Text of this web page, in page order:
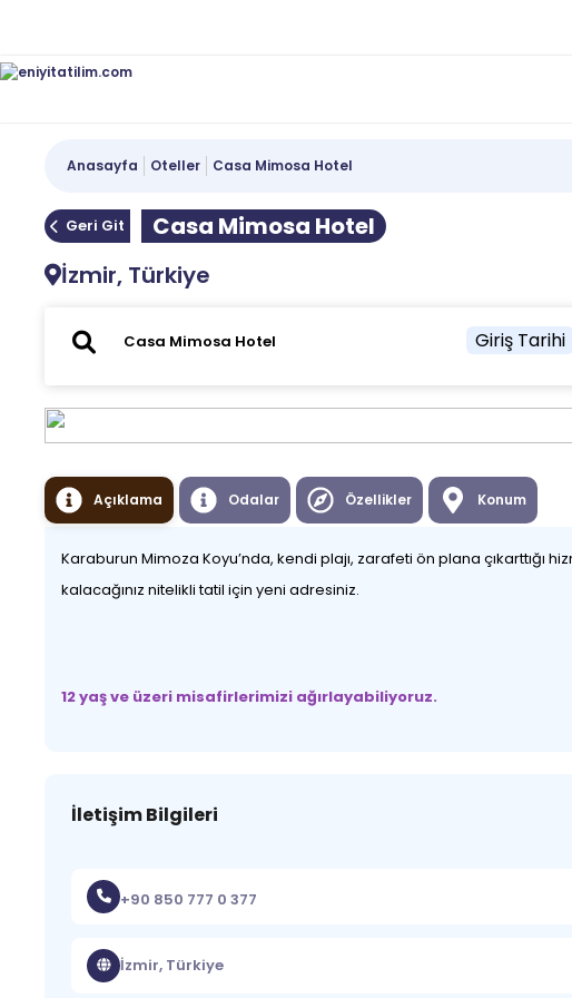
Anasayfa Oteller Casa Mimosa Hotel
Geri Git
Casa Mimosa Hotel
İzmir, Türkiye
Giriş Tarihi
Açıklama Odalar Özellikler Konum
Karaburun Mimoza Koyu’nda, kendi plajı, zarafeti ön plana
kalacağınız nitelikli tatil için yeni adresiniz.
12 yaş ve üzeri misafirlerimizi ağırlayabiliyoruz.
İletişim Bilgileri
+90 850 777 0 377
İzmir, Türkiye